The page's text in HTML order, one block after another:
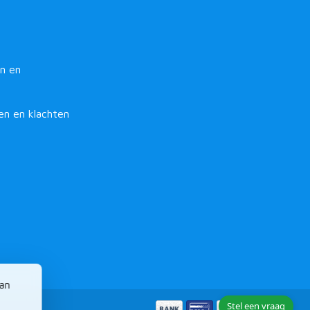
en
en klachten
Stel een vraag